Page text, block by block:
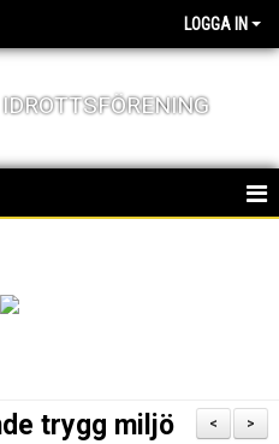
LOGGA IN
>
<
trygg miljö